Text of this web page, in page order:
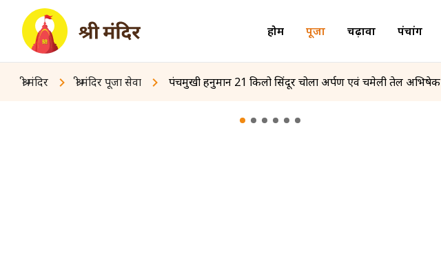
होम पूजा चढ़ावा पंचांग
श्री मंदिर श्री मंदिर पूजा सेवा पंचमुखी हनुमान 21 किलो सिंदूर चोला अर्पण एवं चमेली तेल अभिषेक